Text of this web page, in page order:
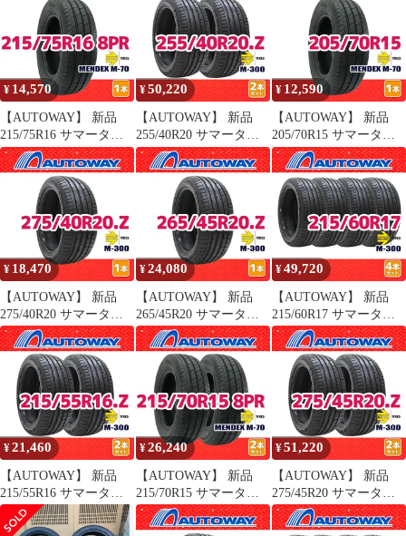
チ １本売り 夏タイヤ
オートウェイ
タイヤ オートウェイ
¥ 14,570
【AUTOWAY】 新品
215/75R16 サマータイ
ヤ MOMO Tires
MENDEX M-70 16イン
チ １本売り 夏タイヤ
オートウェイ
¥50,220
【AUTOWAY】 新品
255/40R20 サマータイ
ヤ MOMO Tires M-300
20インチ 2本セット 夏
タイヤ オートウェイ
¥ 12,590
【AUTOWAY】 新品
205/70R15 サマータイ
ヤ MOMO Tires
MENDEX M-70 15イン
チ １本売り 夏タイヤ
オートウェイ
¥ 18,470
【AUTOWAY】 新品
275/40R20 サマータイ
ヤ MOMO Tires M-300
20インチ １本売り 夏タ
イヤ オートウェイ
¥24,080
【AUTOWAY】 新品
265/45R20 サマータイ
ヤ MOMO Tires M-300
20インチ １本売り 夏タ
イヤ オートウェイ
¥49,720
【AUTOWAY】 新品
215/60R17 サマータイ
ヤ MOMO Tires M-300
17インチ 4本セット 夏
タイヤ オートウェイ
¥21,460
【AUTOWAY】 新品
215/55R16 サマータイ
ヤ MOMO Tires M-300
16インチ 2本セット 夏
¥26,240
【AUTOWAY】 新品
215/70R15 サマータイ
ヤ MOMO Tires
MENDEX M-70 15イン
¥51,220
【AUTOWAY】 新品
275/45R20 サマータイ
ヤ MOMO Tires M-300
20インチ 2本セット 夏